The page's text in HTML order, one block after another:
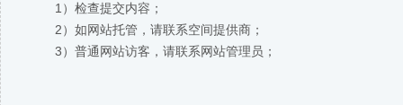
1）检查提交内容；
2）如网站托管，请联系空间提供商；
3）普通网站访客，请联系网站管理员；